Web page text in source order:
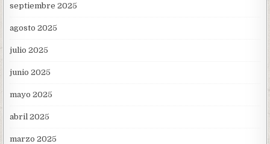
septiembre 2025
agosto 2025
julio 2025
junio 2025
mayo 2025
abril 2025
marzo 2025